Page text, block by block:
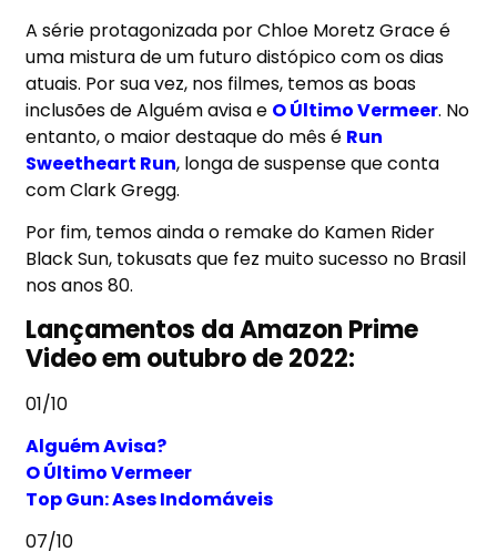
A série protagonizada por Chloe Moretz Grace é
uma mistura de um futuro distópico com os dias
atuais. Por sua vez, nos filmes, temos as boas
inclusões de Alguém avisa e O Último Vermeer. No
entanto, o maior destaque do mês é Run
Sweetheart Run, longa de suspense que conta
com Clark Gregg.
Por fim, temos ainda o remake do Kamen Rider
Black Sun, tokusats que fez muito sucesso no Brasil
nos anos 80.
Lançamentos daAmazon Prime
Video em outubro de 2022:
01/10
Alguém Avisa?
O Último Vermeer
Top Gun: Ases Indomáveis
07/10